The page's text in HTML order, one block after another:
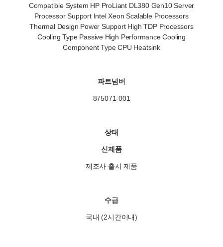
Compatible System HP ProLiant DL380 Gen10 Server
Processor Support Intel Xeon Scalable Processors
Thermal Design Power Support High TDP Processors
Cooling Type Passive High Performance Cooling
Component Type CPU Heatsink
파트넘버
875071-001
상태
신제품
제조사 출시 제품
수급
국내 (2시간이내)